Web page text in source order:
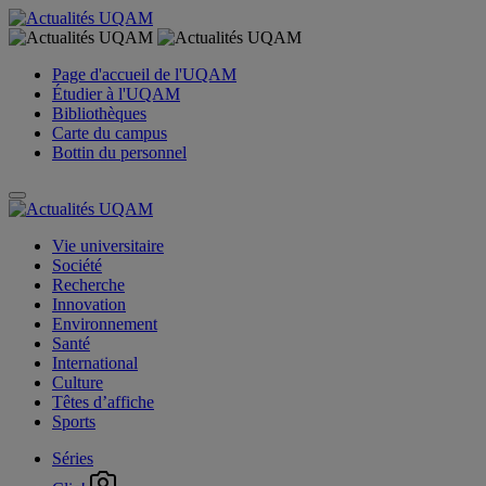
Page d'accueil de l'UQAM
Étudier à l'UQAM
Bibliothèques
Carte du campus
Bottin du personnel
Vie universitaire
Société
Recherche
Innovation
Environnement
Santé
International
Culture
Têtes d’affiche
Sports
Séries